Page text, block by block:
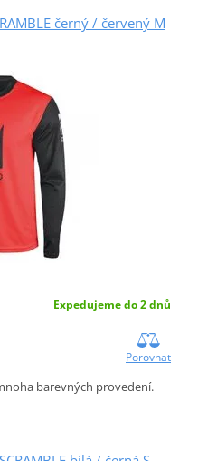
černý / červený M
Expedujeme do 2 dnů
Porovnat
barevných provedení.